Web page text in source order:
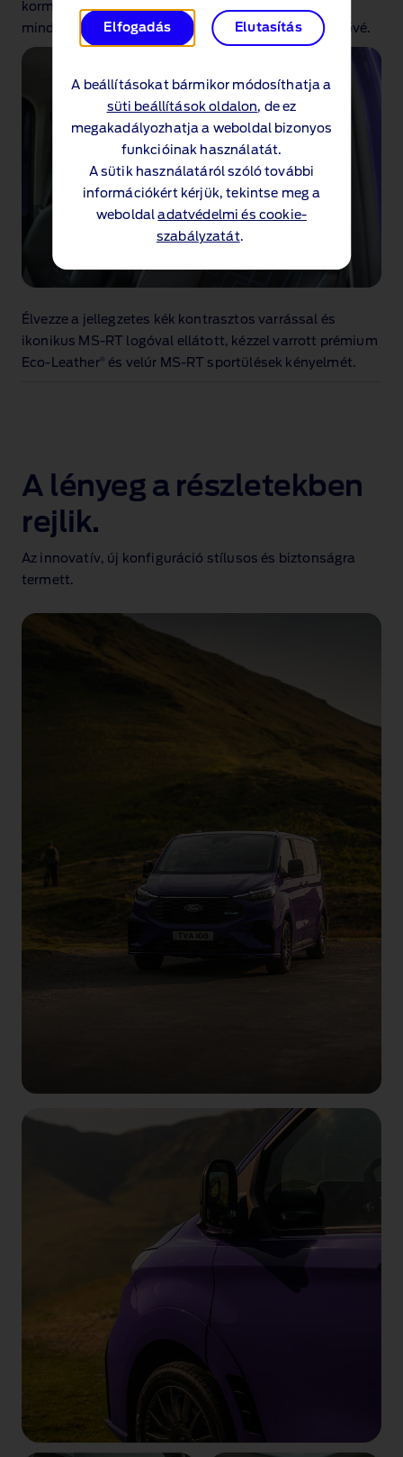
Elfogadás Elutasítás
A beállításokat bármikor módosíthatja a
süti beállítások oldalon, de ez
megakadályozhatja a weboldal bizonyos
funkcióinak használatát.
A sütik használatáról szóló további
információkért kérjük, tekintse meg a
weboldaladatvédelmi és cookie-
szabályzatát.
kormánykerék, és a 13”‑os SYNC 4érintőképernyő
minden szükséges funkciót egy helyen tesz elérhetővé.
Élvezze a jellegzetes kék kontrasztos varrással és
ikonikus MS‑RT logóval ellátott, kézzel varrott prémium
Eco‑Leather® és velúr MS‑RT sportülések kényelmét.
A lényeg a részletekben
rejlik.
Az innovatív, új konfiguráció stílusos és biztonságra
termett.